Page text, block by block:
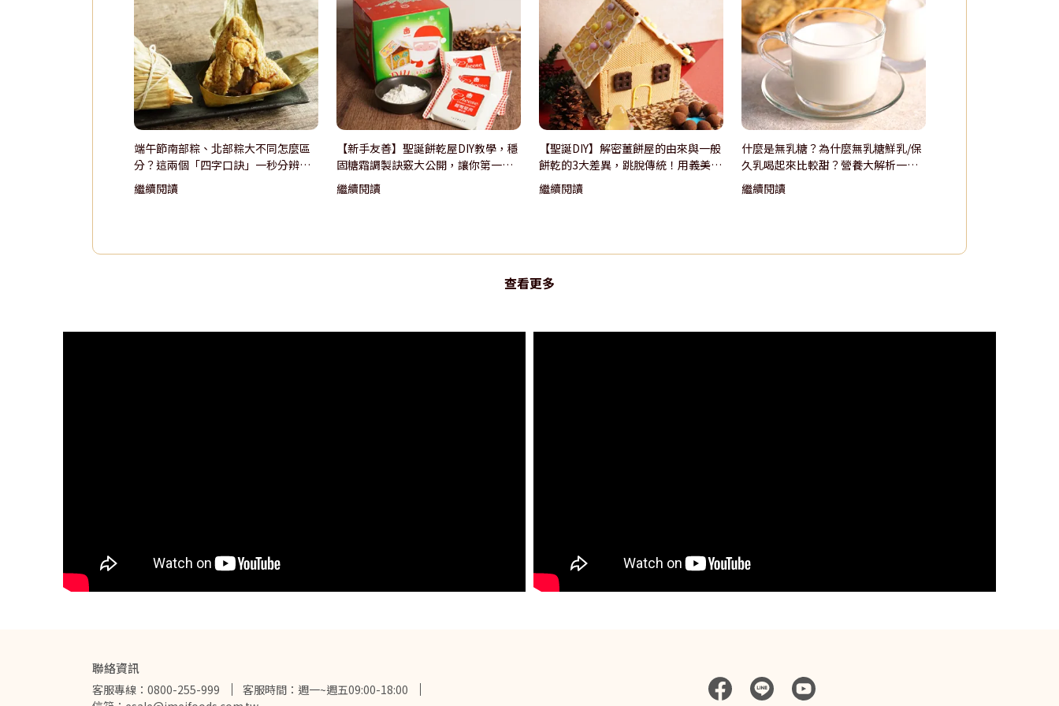
端午節南部粽、北部粽大不同怎麼區
分？這兩個「四字口訣」一秒分辨，
從此不再搞混！
繼續閱讀
【新手友善】聖誕餅乾屋DIY教學，穩
固糖霜調製訣竅大公開，讓你第一次
蓋屋就上手！
繼續閱讀
【聖誕DIY】解密薑餅屋的由來與一般
餅乾的3大差異，跳脫傳統！用義美餅
乾打造創意「台式」聖誕小屋。
繼續閱讀
什麼是無乳糖？為什麼無乳糖鮮乳/保
久乳喝起來比較甜？營養大解析一次
看
繼續閱讀
查看更多
聯絡資訊
客服專線：0800-255-999
客服時間：週一~週五09:00-18:00